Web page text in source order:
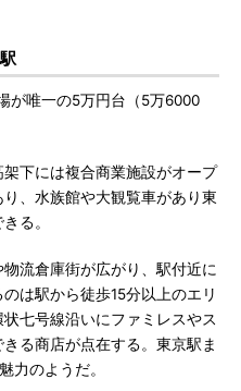
が唯一の5万円台（5万6000
下には複合商業施設がオープ
、水族館や大観覧車があり東
る。
流倉庫街が広がり、駅付近に
は駅から徒歩15分以上のエリ
七号線沿いにファミレスやス
る商店が点在する。東京駅ま
力のようだ。